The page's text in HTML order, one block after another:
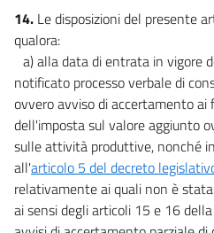
14. Le disposizioni del presente
qualora:
a) alla data di entrata in vigore
notificato processo verbale di
ovvero avviso di accertamento ai
dell'imposta sul valore aggiunto
sulle attività produttive, nonché
all'articolo 5 del decreto
relativamente ai quali non è
ai sensi degli articoli 15 e 16